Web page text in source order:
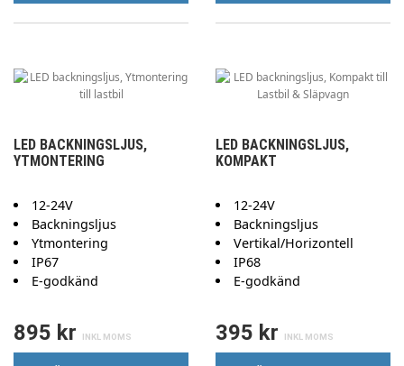
LED BACKNINGSLJUS,
YTMONTERING
12-24V
Backningsljus
Ytmontering
IP67
E-godkänd
895 kr
LED BACKNINGSLJUS,
KOMPAKT
12-24V
Backningsljus
Vertikal/Horizontell
IP68
E-godkänd
395 kr